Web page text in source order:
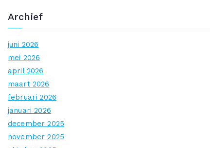
Archief
juni 2026
mei 2026
april 2026
maart 2026
februari 2026
januari 2026
december 2025
november 2025